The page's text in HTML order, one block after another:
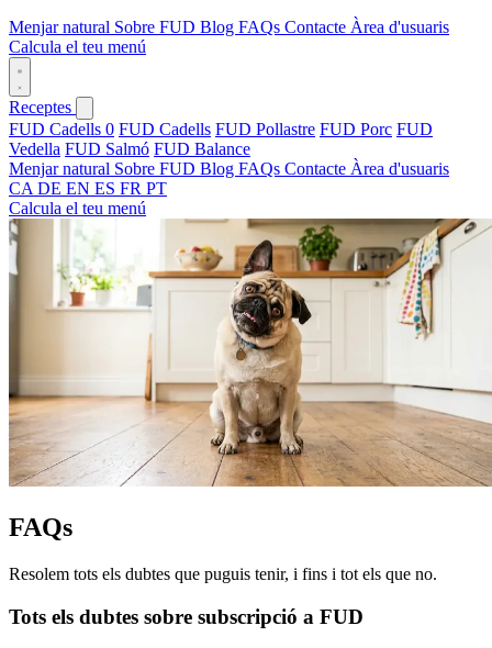
Menjar natural Sobre FUD Blog FAQs Contacte Àrea d'usuaris
Calcula el teu menú
Receptes
FUD Cadells 0 FUD Cadells FUD Pollastre FUD Porc FUD
Vedella FUD Salmó FUD Balance
Menjar natural Sobre FUD Blog FAQs Contacte Àrea d'usuaris
CA DE EN ES FR PT
Calcula el teu menú
FAQs
Resolem tots els dubtes que puguis tenir, i fins i tot els que no.
Tots els dubtes sobre subscripció a FUD